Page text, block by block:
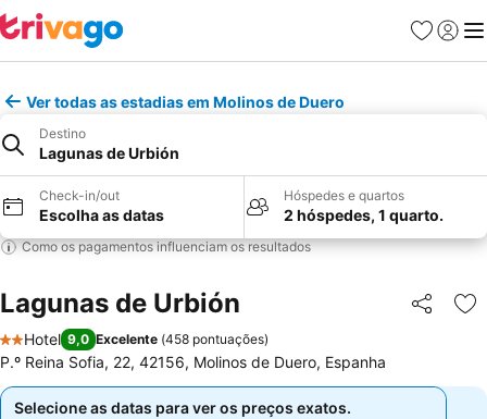
Favoritos
Iniciar
Ver todas as estadias em Molinos de Duero
Destino
Lagunas de Urbión
Check-in/out
Escolha as datas
Hóspedes e quartos
2 hóspedes, 1 quarto.
Como os pagamentos influenciam os resultados
Lagunas de Urbión Partilhar
2 Estrelas
Hotel 9,0 Excelente (458 pontuações)
P.º Reina Sofia, 22, 42156, Molinos de Duero, Espanha
Selecione as datas para ver os preços exatos.
Selecione as datas para ver os preços exatos.